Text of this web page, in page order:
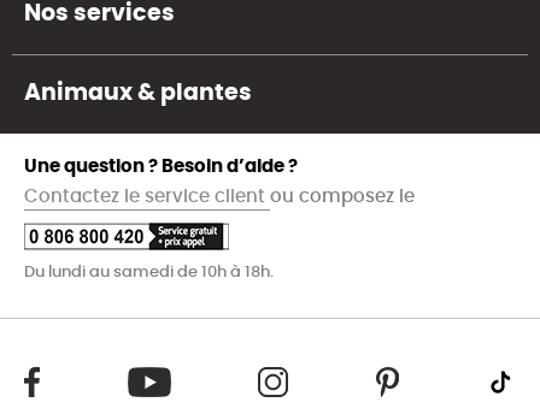
Nos services
Animaux & plantes
Une question ? Besoin d’aide ?
Contactez le service client ou composez le
Du lundi au samedi de 10h à 18h.